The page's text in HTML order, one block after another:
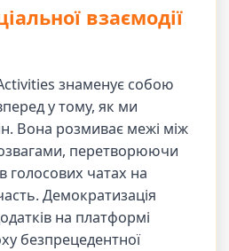
взаємодії
знаменує собою
у тому, як ми
Вона розмиває межі між
перетворюючи
голосових чатах на
Демократизація
на платформі
безпрецедентної